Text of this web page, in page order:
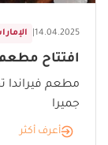
14.04.2025
افتتاح مطعم
مطعم فيراندا
جميرا
أعرف أكثر